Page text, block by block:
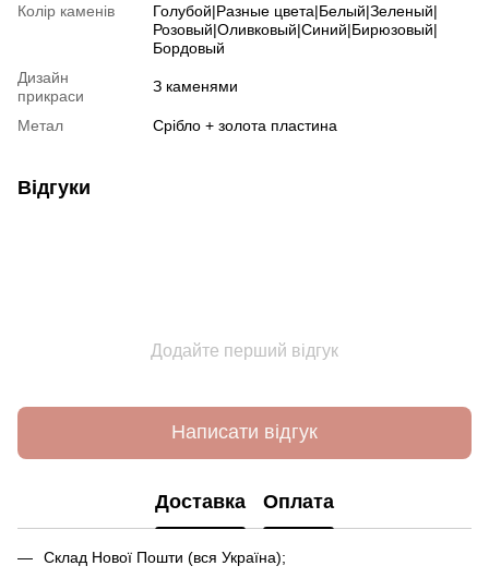
Колір каменів
Голубой|Разные цвета|Белый|Зеленый|
Розовый|Оливковый|Синий|Бирюзовый|
Бордовый
Дизайн
прикраси
З каменями
Метал Срібло + золота пластина
Відгуки
Додайте перший відгук
Написати відгук
Доставка Оплата
Склад Нової Пошти (вся Україна);